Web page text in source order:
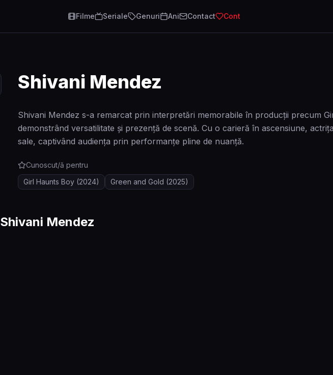
Filme Seriale Genuri Ani Contact Cont
Shivani Mendez
Shivani Mendez s-a remarcat prin interpretări memorabile în producții precum
demonstrând versatilitate și prezență de scenă. Cu o carieră în ascensiune,
sale, captivând audiența prin performanțe pline de nuanță.
Cunoscut/ă pentru
Girl Haunts Boy (2024) Green and Gold (2025)
Shivani Mendez